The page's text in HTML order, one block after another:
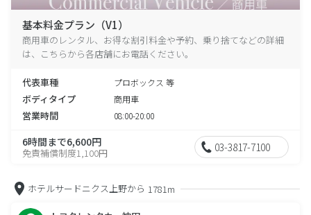
基本料金プラン（V1）
商用車のレンタル、お得な割引料金や予約、乗り捨てなどの詳細
は、こちらから各店舗にお電話ください。
代表車種 プロボックス 等
ボディタイプ 商用車
営業時間 08:00-20:00
6時間まで6,600円
免責補償制度1,100円 03-3817-7100
ホテルサードニクス上野から 1781m